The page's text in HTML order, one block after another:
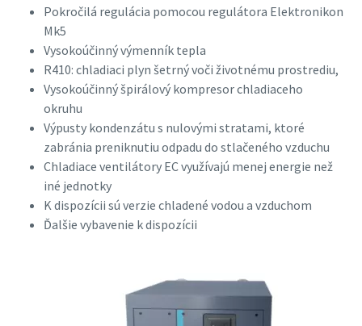
Všetko, čo potrebujete vedieť o procese
pneumatickej prepravy.
Zistite, ako môžete vytvoriť efektívnejší proces
pneumatickej prepravy.
Zistiť
Pokročilá regulácia pomocou regulátora Elektronikon
Mk5
Vysokoúčinný výmenník tepla
R410: chladiaci plyn šetrný voči životnému prostrediu,
Vysokoúčinný špirálový kompresor chladiaceho
okruhu
Výpusty kondenzátu s nulovými stratami, ktoré
zabránia preniknutiu odpadu do stlačeného vzduchu
Chladiace ventilátory EC využívajú menej energie než
iné jednotky
K dispozícii sú verzie chladené vodou a vzduchom
Ďalšie vybavenie k dispozícii